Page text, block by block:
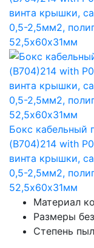
Бокс кабельный
(B704)214 with
винта крышки,
0,5-2,5мм2,
52,5х60х31мм
Материал
Размеры
Степень